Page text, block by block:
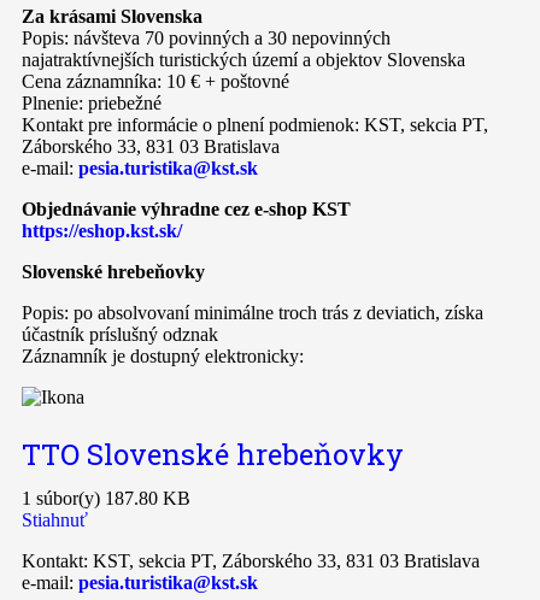
Za krásami Slovenska
Popis: návšteva 70 povinných a 30 nepovinných
najatraktívnejších turistických území a objektov Slovenska
Cena záznamníka: 10 € + poštovné
Plnenie: priebežné
Kontakt pre informácie o plnení podmienok: KST, sekcia PT,
Záborského 33, 831 03 Bratislava
e-mail: pesia.turistika@kst.sk
Objednávanie výhradne cez e-shop KST
https://eshop.kst.sk/
Slovenské hrebeňovky
Popis: po absolvovaní minimálne troch trás z deviatich, získa
účastník príslušný odznak
Záznamník je dostupný elektronicky:
TTO Slovenské hrebeňovky
1 súbor(y) 187.80 KB
Stiahnuť
Kontakt: KST, sekcia PT, Záborského 33, 831 03 Bratislava
e-mail: pesia.turistika@kst.sk